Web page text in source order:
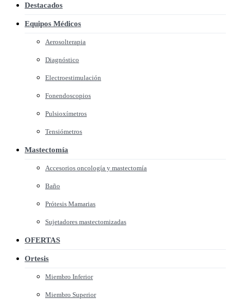
Destacados
Equipos Médicos
Aerosolterapia
Diagnóstico
Electroestimulación
Fonendoscopios
Pulsioxímetros
Tensiómetros
Mastectomía
Accesorios oncología y mastectomía
Baño
Prótesis Mamarias
Sujetadores mastectomizadas
OFERTAS
Ortesis
Miembro Inferior
Miembro Superior